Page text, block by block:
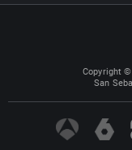
Copyright ©
San